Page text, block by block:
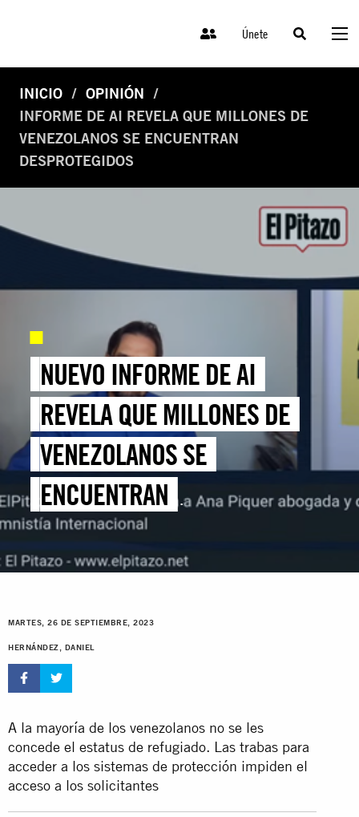
Únete
INICIO
OPINIÓN
INFORME DE AI REVELA QUE MILLONES DE
VENEZOLANOS SE ENCUENTRAN
DESPROTEGIDOS
NUEVO INFORME DE AI
REVELA QUE MILLONES DE
VENEZOLANOS SE
ENCUENTRAN
DESPROTEGIDOS EN
COLOMBIA, PERÚ, ECUADOR Y
CHILE
MARTES, 26 DE SEPTIEMBRE, 2023
HERNÁNDEZ, DANIEL
A la mayoría de los venezolanos no se les
concede el estatus de refugiado. Las trabas para
acceder a los sistemas de protección impiden el
acceso a los solicitantes